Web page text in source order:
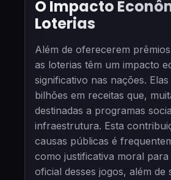
O Impacto
Loterias
Além de oferecerem
as loterias têm um impacto
significativo nas nações.
bilhões em receitas que,
destinadas a programas
infraestrutura. Esta
causas públicas é
como justificativa moral
oficial desses jogos, além de